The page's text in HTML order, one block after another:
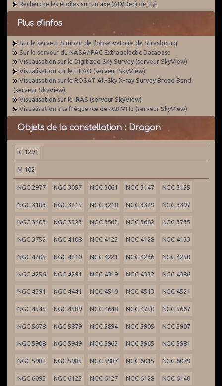
Recherche les étoiles sur un axe (AD/Dec) de Tyl
Plus d'infos
Sur le serveur Simbad de l'observatoire de Strasbourg
Sur le serveur du NASA/IPAC Extragalactic Database
Visualisation sur le Digitized Sky Survey (serveur SkyView)
Visualisation sur le HEAO (serveur SkyView)
Visualisation sur le ROSAT All-Sky X-ray Survey Broad Band
(serveur SkyView)
Visualisation sur le IRAS (serveur SkyView)
Visualisation à la fréquence de 408 MHz (serveur SkyView)
Objets de la constellation : Dragon
IC 1291
M 102
NGC 2977 NGC 3057 NGC 3061 NGC 3147 NGC 3155
NGC 3183 NGC 3215 NGC 3218 NGC 3329 NGC 3397
NGC 3403 NGC 3523 NGC 3562 NGC 3682 NGC 3735
NGC 3752 NGC 4108 NGC 4125 NGC 4128 NGC 4133
NGC 4205 NGC 4210 NGC 4221 NGC 4236 NGC 4250
NGC 4256 NGC 4291 NGC 4319 NGC 4332 NGC 4386
NGC 4391 NGC 4441 NGC 4510 NGC 4513 NGC 4521
NGC 4545 NGC 4589 NGC 4648 NGC 4750 NGC 5667
NGC 5678 NGC 5879 NGC 5894 NGC 5905 NGC 5907
NGC 5908 NGC 5949 NGC 5963 NGC 5965 NGC 5981
NGC 5982 NGC 5985 NGC 5987 NGC 6015 NGC 6079
NGC 6095 NGC 6125 NGC 6127 NGC 6128 NGC 6140